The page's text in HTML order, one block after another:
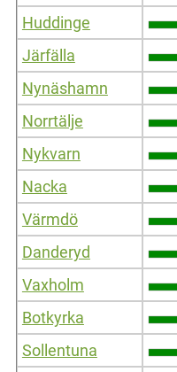
Huddinge
Järfälla
Nynäshamn
Norrtälje
Nykvarn
Nacka
Värmdö
Danderyd
Vaxholm
Botkyrka
Sollentuna